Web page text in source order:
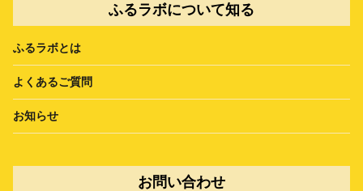
ふるラボについて知る
ふるラボとは
よくあるご質問
お知らせ
お問い合わせ